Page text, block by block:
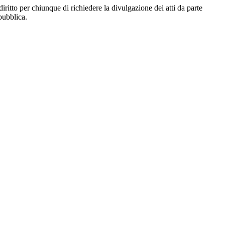
per chiunque di richiedere la divulgazione dei atti da parte